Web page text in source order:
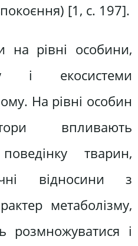
[1, с. 197].
на рівні особини,
і екосистеми
На рівні особин
впливають
тварин,
відносини з
метаболізму,
розмножуватися і